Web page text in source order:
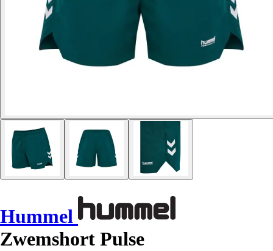
Hummel
Zwemshort Pulse